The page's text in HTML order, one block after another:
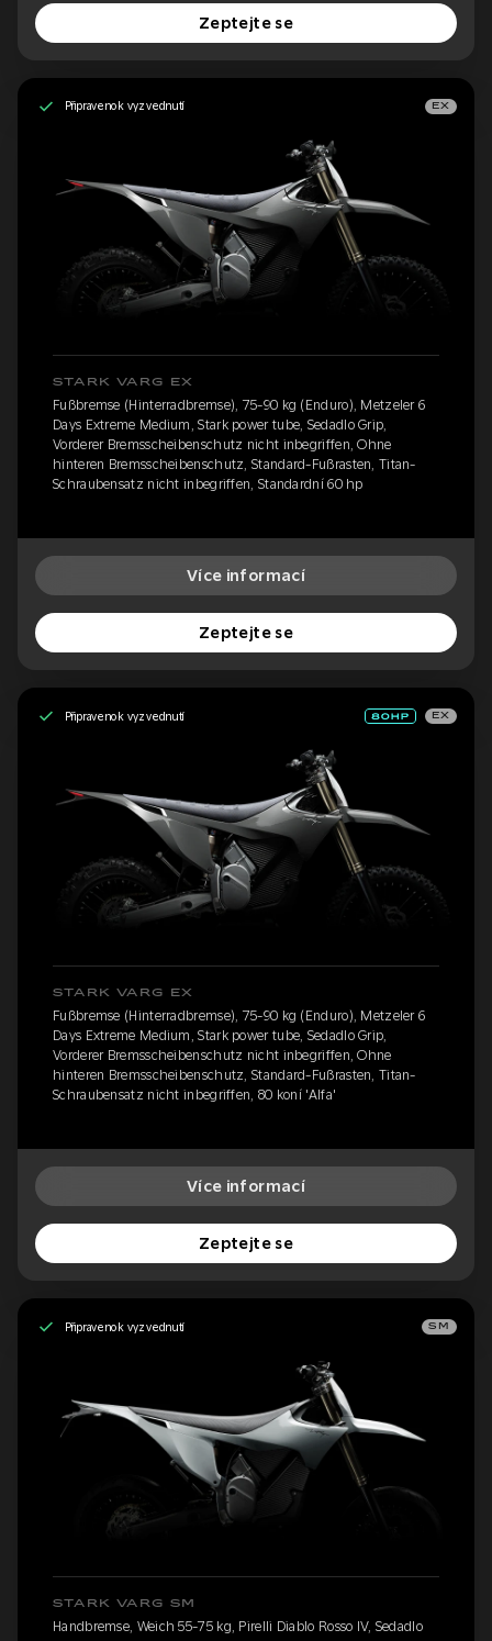
Zeptejte se
Připraveno k vyzvednutí EX
STARK VARG EX
Fußbremse (Hinterradbremse), 75-90 kg (Enduro), Metzeler 6
Days Extreme Medium, Stark power tube, Sedadlo Grip,
Vorderer Bremsscheibenschutz nicht inbegriffen, Ohne
hinteren Bremsscheibenschutz, Standard-Fußrasten, Titan-
Schraubensatz nicht inbegriffen, Standardní 60 hp
Více informací
Zeptejte se
Připraveno k vyzvednutí EX
STARK VARG EX
Fußbremse (Hinterradbremse), 75-90 kg (Enduro), Metzeler 6
Days Extreme Medium, Stark power tube, Sedadlo Grip,
Vorderer Bremsscheibenschutz nicht inbegriffen, Ohne
hinteren Bremsscheibenschutz, Standard-Fußrasten, Titan-
Schraubensatz nicht inbegriffen, 80 koní 'Alfa'
Více informací
Zeptejte se
Připraveno k vyzvednutí SM
STARK VARG SM
Handbremse, Weich 55-75 kg, Pirelli Diablo Rosso IV, Sedadlo